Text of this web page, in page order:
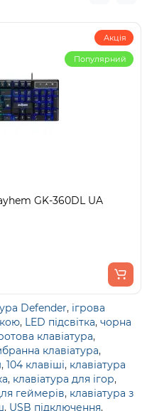
Акція
Популярний
GK-360DL UA
Defender, ігрова
, LED підсвітка, чорна
клавіатура,
клавіатура,
, 104 клавіші, клавіатура
, клавіатура для ігор,
геймерів, клавіатура з
, USB підключення,